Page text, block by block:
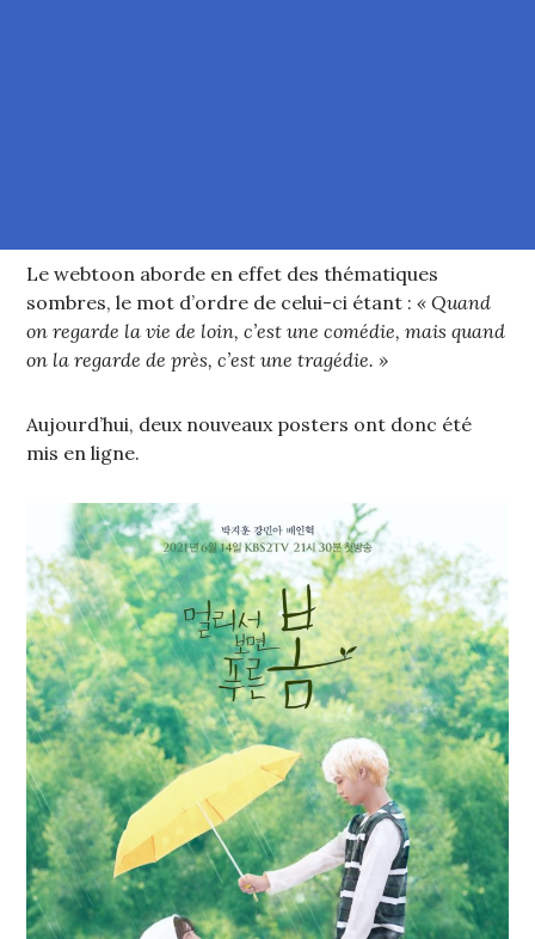
Le webtoon aborde en effet des thématiques
sombres, le mot d’ordre de celui-ci étant :« Quand
on regarde la vie de loin, c’est une comédie, mais quand
on la regarde de près, c’est une tragédie. »
Aujourd’hui, deux nouveaux posters ont donc été
mis en ligne.